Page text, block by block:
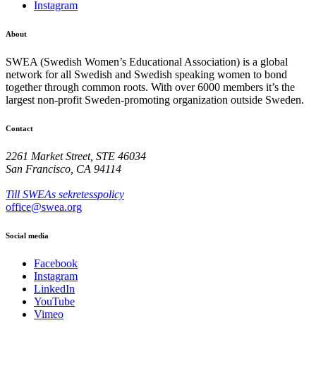
Instagram
About
SWEA (Swedish Women’s Educational Association) is a global
network for all Swedish and Swedish speaking women to bond
together through common roots. With over 6000 members it’s the
largest non-profit Sweden-promoting organization outside Sweden.
Contact
2261 Market Street, STE 46034
San Francisco, CA 94114
Till SWEAs sekretesspolicy
office@swea.org
Social media
Facebook
Instagram
LinkedIn
YouTube
Vimeo